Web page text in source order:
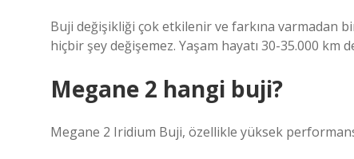
Buji değişikliği çok etkilenir ve farkına varmadan
hiçbir şey değişemez. Yaşam hayatı 30-35.000 km
Megane 2 hangi buji?
Megane 2 Iridium Buji, özellikle yüksek